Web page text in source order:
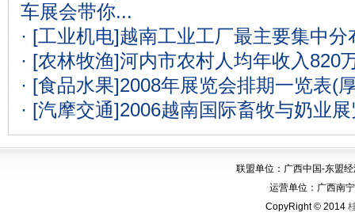
车展会带你...
· [工业机电]越南工业工厂最主要集中分
· [农林牧渔]河内市农村人均年收入820
· [食品水果]2008年展览会排期一览表(
· [汽摩交通]2006越南国际畜牧与奶业
联盟单位：广西中国-东盟
运营单位：广西南
CopyRight © 2014